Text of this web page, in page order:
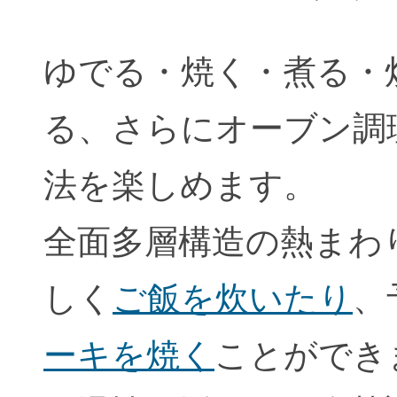
ゆでる・焼く・煮る
る、さらにオーブン
法を楽しめます。
全面多層構造の熱ま
しく ご飯を炊いたり
ーキを焼く ことがで